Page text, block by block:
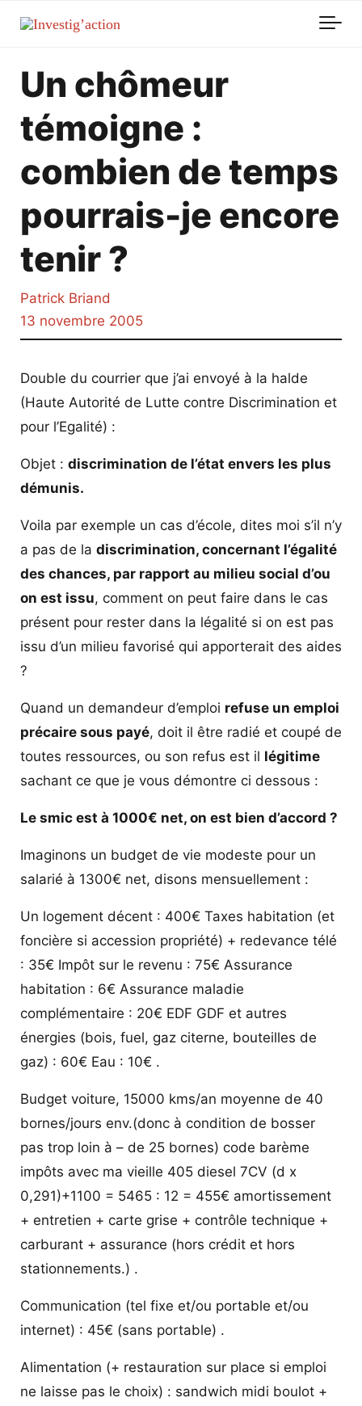
Un chômeur
témoigne :
combien de temps
pourrais-je encore
tenir ?
Patrick Briand
13 novembre 2005
Double du courrier que j’ai envoyé à la halde
(Haute Autorité de Lutte contre Discrimination et
pour l’Egalité) :
Objet : discrimination de l’état envers les plus
démunis.
Voila par exemple un cas d’école, dites moi s’il n’y
a pas de la discrimination, concernant l’égalité
des chances, par rapport au milieu social d’ou
on est issu, comment on peut faire dans le cas
présent pour rester dans la légalité si on est pas
issu d’un milieu favorisé qui apporterait des aides
?
Quand un demandeur d’emploi refuse un emploi
précaire sous payé, doit il être radié et coupé de
toutes ressources, ou son refus est il légitime
sachant ce que je vous démontre ci dessous :
Le smic est à 1000€ net, on est bien d’accord ?
Imaginons un budget de vie modeste pour un
salarié à 1300€ net, disons mensuellement :
Un logement décent : 400€ Taxes habitation (et
foncière si accession propriété) + redevance télé
: 35€ Impôt sur le revenu : 75€ Assurance
habitation : 6€ Assurance maladie
complémentaire : 20€ EDF GDF et autres
énergies (bois, fuel, gaz citerne, bouteilles de
gaz) : 60€ Eau : 10€ .
Budget voiture, 15000 kms/an moyenne de 40
bornes/jours env.(donc à condition de bosser
pas trop loin à – de 25 bornes) code barème
impôts avec ma vieille 405 diesel 7CV (d x
0,291)+1100 = 5465 : 12 = 455€ amortissement
+ entretien + carte grise + contrôle technique +
carburant + assurance (hors crédit et hors
stationnements.) .
Communication (tel fixe et/ou portable et/ou
internet) : 45€ (sans portable) .
Alimentation (+ restauration sur place si emploi
ne laisse pas le choix) : sandwich midi boulot +